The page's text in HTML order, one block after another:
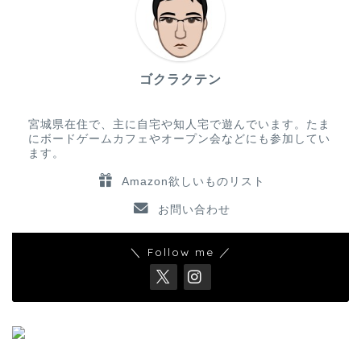
ゴクラクテン
宮城県在住で、主に自宅や知人宅で遊んでいます。たま
にボードゲームカフェやオープン会などにも参加してい
ます。
Amazon欲しいものリスト
お問い合わせ
＼ Follow me ／